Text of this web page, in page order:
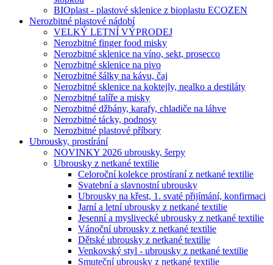
BIOplast - plastové sklenice z bioplastu ECOZEN
Nerozbitné plastové nádobí
VELKÝ LETNÍ VÝPRODEJ
Nerozbitné finger food misky
Nerozbitné sklenice na víno, sekt, prosecco
Nerozbitné sklenice na pivo
Nerozbitné šálky na kávu, čaj
Nerozbitné sklenice na koktejly, nealko a destiláty
Nerozbitné talíře a misky
Nerozbitné džbány, karafy, chladiče na láhve
Nerozbitné tácky, podnosy
Nerozbitné plastové příbory
Ubrousky, prostírání
NOVINKY 2026 ubrousky, šerpy
Ubrousky z netkané textilie
Celoroční kolekce prostíraní z netkané textilie
Svatební a slavnostní ubrousky
Ubrousky na křest, 1. svaté přijímání, konfirmaci
Jarní a letní ubrousky z netkané textilie
Jesenní a myslivecké ubrousky z netkané textilie
Vánoční ubrousky z netkané textilie
Dětské ubrousky z netkané textilie
Venkovský styl - ubrousky z netkané textilie
Smuteční ubrousky z netkané textilie